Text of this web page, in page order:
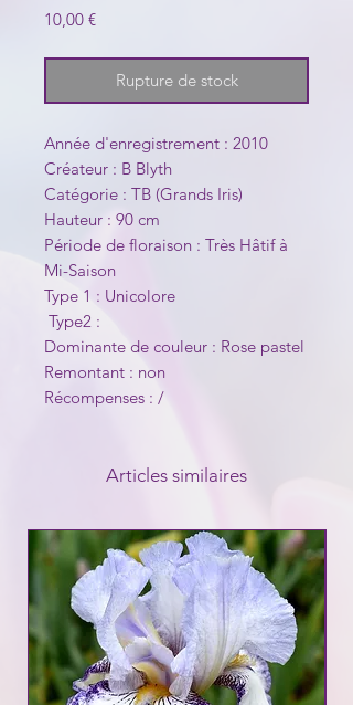
10,00 €Prix
Rupture de stock
Année d'enregistrement : 2010
Créateur : B Blyth
Catégorie : TB (Grands Iris)
Hauteur : 90 cm
Période de floraison : Très Hâtif à
Mi-Saison
Type 1 : Unicolore
Type2 :
Dominante de couleur : Rose pastel
Remontant : non
Récompenses : /
Articles similaires